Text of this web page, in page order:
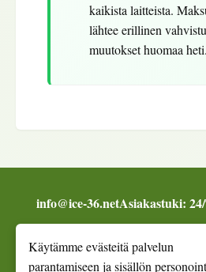
kaikista laitteista.
lähtee erillinen
muutokset huomaa heti.
info@ice-36.netAsiakastuki:
© 2018 -
Käytämme evästeitä palvelun
parantamiseen ja sisällön